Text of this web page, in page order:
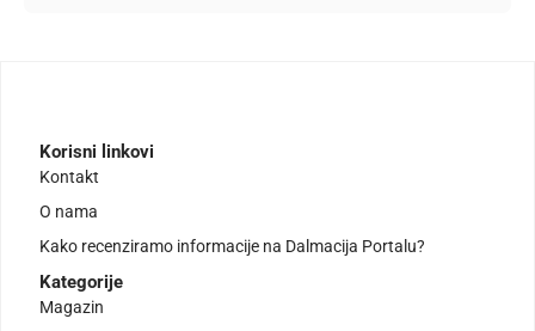
Korisni linkovi
Kontakt
O nama
Kako recenziramo informacije na Dalmacija Portalu?
Kategorije
Magazin